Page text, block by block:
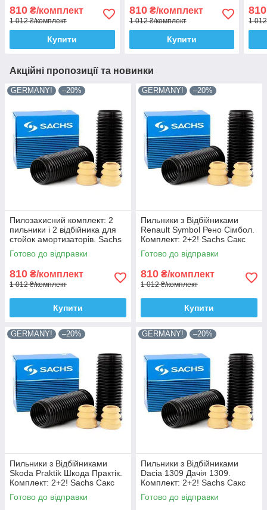
2+2! Переднього
амортизатора стійки.
КОРЕЯ
810 ₴/комплект
1 012 ₴/комплект
Купити
амортизатора стійки.
Sachs Сакс
810₴/комплект
1 012 ₴/комплект
Купити
810
1
Акційні пропозиції та новинки
GERMANY! –20%
Пилозахисний комплект: 2
пильники і 2 відбійника для
стойок амортизаторів. Sachs
Сакс
Готово до відправки
810 ₴/комплект
1 012 ₴/комплект
Купити
GERMANY! –20%
Пильники з Відбійниками
Renault Symbol Рено Сімбол.
Комплект: 2+2! Sachs Сакс
Готово до відправки
810 ₴/комплект
1 012 ₴/комплект
Купити
GERMANY! –20%
Пильники з Відбійниками
Skoda Praktik Шкода Практік.
Комплект: 2+2! Sachs Сакс
Готово до відправки
GERMANY! –20%
Пильники з Відбійниками
Dacia 1309 Дачія 1309.
Комплект: 2+2! Sachs Сакс
Готово до відправки